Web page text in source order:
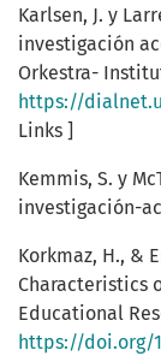
Karlsen, J. y
investigación
Orkestra-
https://
Links ]
Kemmis, S. y
investigación-
Korkmaz, H., &
Characteristics
Educational
https://doi.org/